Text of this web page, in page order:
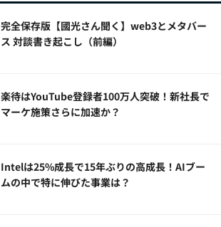
完全保存版【國光さん聞く】web3とメタバー
ス 対談書き起こし（前編）
楽待はYouTube登録者100万人突破！新社長で
マーケ施策さらに加速か？
Intelは25%成長で15年ぶりの高成長！AIブー
ムの中で特に伸びた事業は？